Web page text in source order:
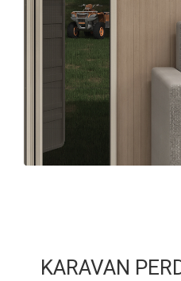
KARAVAN